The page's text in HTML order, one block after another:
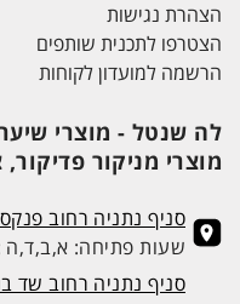
הצהרת נגישות
הצטרפו לתכנית שותפים
הרשמה למועדון לקוחות
לה שנטל - מוצרי
מוצרי מניקור
סניף נתניה רחוב פנקס 12
שעות פתיחה: א,ב,ד,ה : 9:00-15:00, ג: 9:00-
סניף נתניה רחוב שד